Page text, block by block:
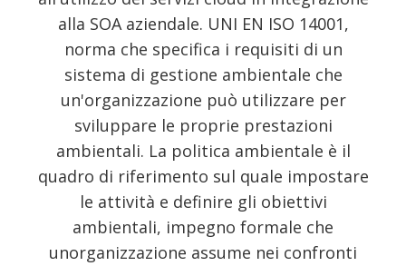
alla SOA aziendale. UNI EN ISO 14001,
norma che specifica i requisiti di un
sistema di gestione ambientale che
un'organizzazione può utilizzare per
sviluppare le proprie prestazioni
ambientali. La politica ambientale è il
quadro di riferimento sul quale impostare
le attività e definire gli obiettivi
ambientali, impegno formale che
unorganizzazione assume nei confronti